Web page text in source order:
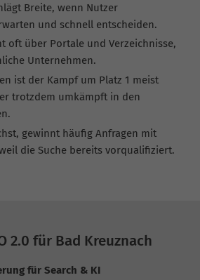
Breite, wenn Nutzer
und schnell entscheiden.
oft über Portale und Verzeichnisse,
Unternehmen.
ist der Kampf um Platz 1 meist
trotzdem umkämpft in den
gewinnt häufig Anfragen mit
die Suche bereits vorqualifiziert.
2.0 für Bad Kreuznach
für Search & KI